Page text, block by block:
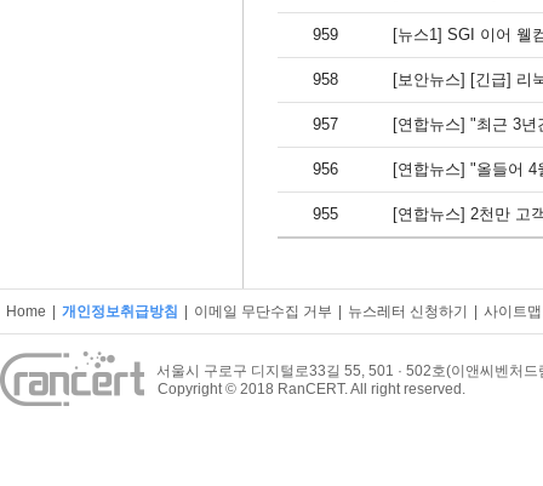
959 [뉴스1] SGI 이어 웰
958 [보안뉴스] [긴급] 리
957 [연합뉴스] "최근 3
956 [연합뉴스] "올들어
955 [연합뉴스] 2천만 고
Home 개인정보취급방침 이메일 무단수집 거부 뉴스레터 신청하기 사이트맵
서울시 구로구 디지털로33길 55, 501 · 502호(이앤씨벤처드
Copyright © 2018 RanCERT. All right reserved.